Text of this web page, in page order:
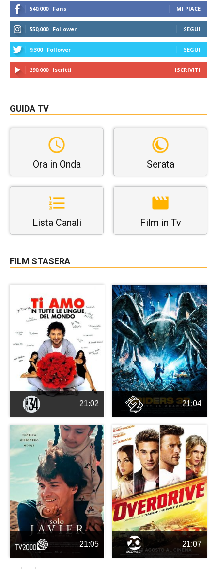
540,000 Fans MI PIACE
550,000 Follower SEGUI
9,300 Follower SEGUI
290,000 Iscritti ISCRIVITI
GUIDA TV
Ora in Onda Serata
Lista Canali Film in Tv
FILM STASERA
21:02 21:04
21:05 21:07